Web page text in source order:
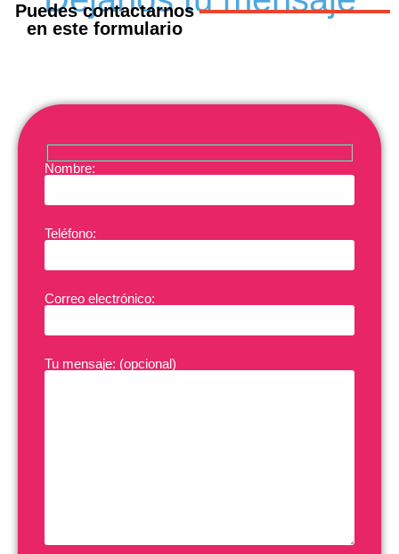
Puedes contactarnos
en este formulario
Nombre:
Teléfono:
Correo electrónico:
Tu mensaje: (opcional)